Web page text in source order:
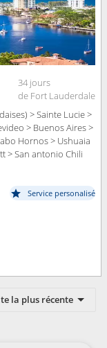
34 jours
de Fort Lauderdale
> Sainte Lucie >
> Buenos Aires >
Hornos > Ushuaia
> San antonio Chili
Service personalisé
la plus récente